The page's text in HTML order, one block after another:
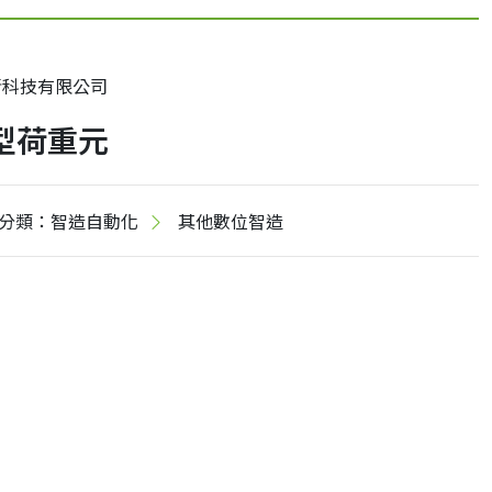
技有限公司
荷重元
類：智造自動化 其他數位智造